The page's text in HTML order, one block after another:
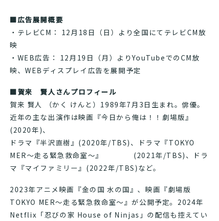
■広告展開概要
・テレビCM： 12月18日（日）より全国にてテレビCM放
映
・WEB広告： 12月19日（月）よりYouTubeでのCM放
映、WEBディスプレイ広告を展開予定
■賀来 賢人さんプロフィール
賀来 賢人 （かく けんと）1989年7月3日生まれ。俳優。
近年の主な出演作は映画『今日から俺は！！劇場版』
(2020年)、
ドラマ『半沢直樹』(2020年/TBS)、ドラマ『TOKYO
MER～走る緊急救命室～』 (2021年/TBS)、ドラ
マ『マイファミリー』(2022年/TBS)など。
2023年アニメ映画『金の国 水の国』、映画『劇場版
TOKYO MER〜走る緊急救命室〜』が公開予定。2024年
Netflix「忍びの家 House of Ninjas」の配信も控えてい